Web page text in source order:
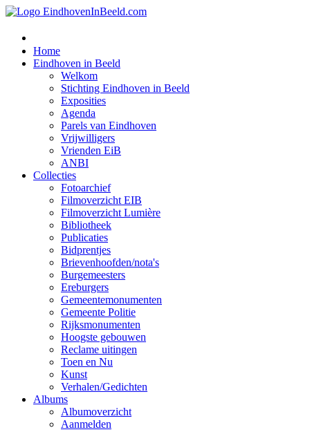
Home
Eindhoven in Beeld
Welkom
Stichting Eindhoven in Beeld
Exposities
Agenda
Parels van Eindhoven
Vrijwilligers
Vrienden EiB
ANBI
Collecties
Fotoarchief
Filmoverzicht EIB
Filmoverzicht Lumière
Bibliotheek
Publicaties
Bidprentjes
Brievenhoofden/nota's
Burgemeesters
Ereburgers
Gemeentemonumenten
Gemeente Politie
Rijksmonumenten
Hoogste gebouwen
Reclame uitingen
Toen en Nu
Kunst
Verhalen/Gedichten
Albums
Albumoverzicht
Aanmelden